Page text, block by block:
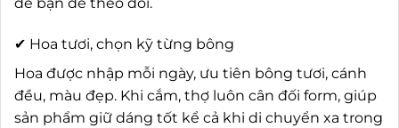
để bạn dễ theo dõi.
✔ Hoa tươi, chọn kỹ từng bông
Hoa được nhập mỗi ngày, ưu tiên bông tươi, cánh
đều, màu đẹp. Khi cắm, thợ luôn cân đối form, giúp
sản phẩm giữ dáng tốt kể cả khi di chuyển xa trong